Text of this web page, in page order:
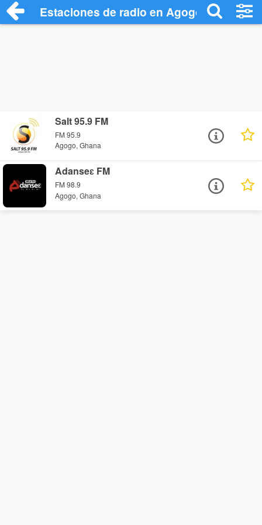
Estaciones de radio en Agogo -
Salt 95.9 FM
FM 95.9
Agogo, Ghana
Adanseɛ FM
FM 98.9
Agogo, Ghana